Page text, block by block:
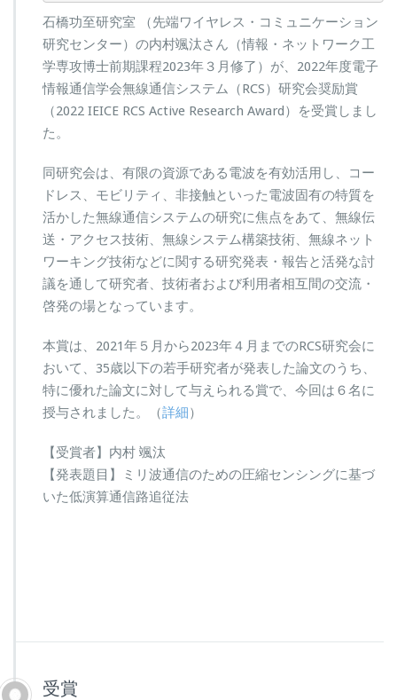
石橋功至研究室 （先端ワイヤレス・コミュニケーション
研究センター）の内村颯汰さん（情報・ネットワーク工
学専攻博士前期課程2023年３月修了）が、2022年度電子
情報通信学会無線通信システム（RCS）研究会奨励賞
（2022 IEICE RCS Active Research Award）を受賞しまし
た。
同研究会は、有限の資源である電波を有効活用し、コー
ドレス、モビリティ、非接触といった電波固有の特質を
活かした無線通信システムの研究に焦点をあて、無線伝
送・アクセス技術、無線システム構築技術、無線ネット
ワーキング技術などに関する研究発表・報告と活発な討
議を通して研究者、技術者および利用者相互間の交流・
啓発の場となっています。
本賞は、2021年５月から2023年４月までのRCS研究会に
おいて、35歳以下の若手研究者が発表した論文のうち、
特に優れた論文に対して与えられる賞で、今回は６名に
授与されました。（詳細）
【受賞者】内村 颯汰
【発表題目】ミリ波通信のための圧縮センシングに基づ
いた低演算通信路追従法
受賞